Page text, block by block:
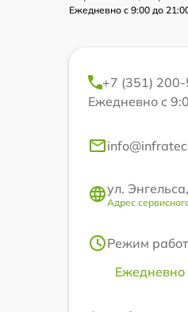
Ежедневно с 9:00 до
+7 (351)
Ежедневно с
ул.
Адрес
Режим
Ежедневно